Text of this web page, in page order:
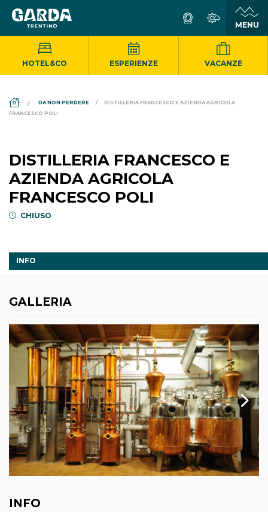
HOTEL&CO ESPERIENZE VACANZE
DA NON PERDERE
DISTILLERIA FRANCESCO E AZIENDA AGRICOLA
FRANCESCO POLI
DISTILLERIA FRANCESCO E
AZIENDA AGRICOLA
FRANCESCO POLI
CHIUSO
INFO
GALLERIA
INFO